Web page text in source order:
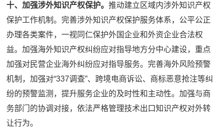
十、加强涉外知识产权保护。推动建立区域内涉外知识产权
保护工作机制。完善涉外知识产权保护服务体系，公平公正
办理各类案件，一视同仁保护外国企业和外资企业合法权
益。加强海外知识产权纠纷应对指导地方分中心建设，重点
加强对民营企业海外纠纷应对指导服务。完善海外风险预警
机制，加强对“337调查”、跨境电商诉讼、商标恶意抢注等纠
纷的预警监测，提升服务企业的及时性和主动性。加强与商
务部门的协调对接，依法严格管理技术出口知识产权对外转
让行为。